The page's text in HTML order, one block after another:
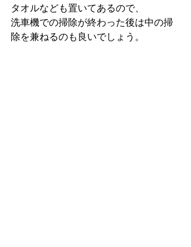
タオルなども置いてあるので、
洗車機での掃除が終わった後は中の掃
除を兼ねるのも良いでしょう。